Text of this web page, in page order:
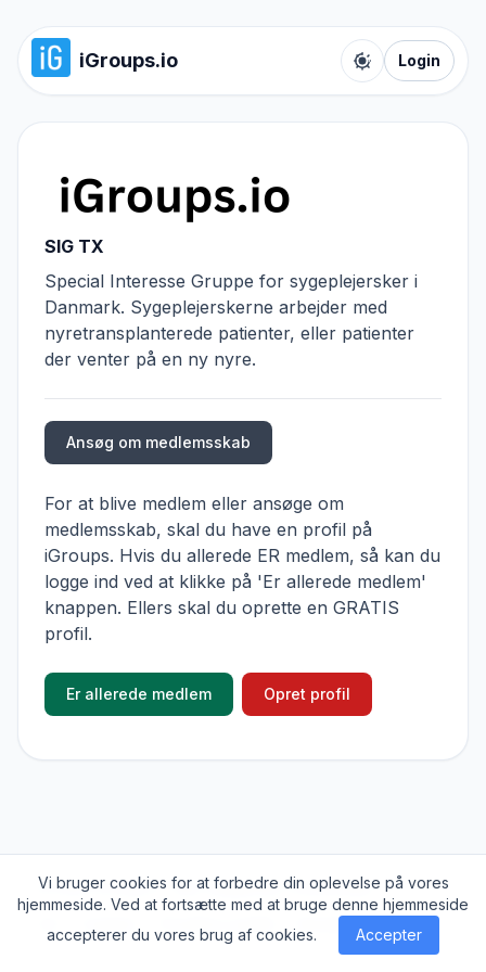
iGroups.io
Toggle color
Login
SIG TX
Special Interesse Gruppe for sygeplejersker i
Danmark. Sygeplejerskerne arbejder med
nyretransplanterede patienter, eller patienter
der venter på en ny nyre.
Ansøg om medlemsskab
For at blive medlem eller ansøge om
medlemsskab, skal du have en profil på
iGroups. Hvis du allerede ER medlem, så kan du
logge ind ved at klikke på 'Er allerede medlem'
knappen. Ellers skal du oprette en GRATIS
profil.
Er allerede medlem Opret profil
© 2026iGroups.io . Alle rettigheder forbeholdes
Kontakt
Vi bruger cookies for at forbedre din oplevelse på vores
hjemmeside. Ved at fortsætte med at bruge denne hjemmeside
accepterer du vores brug af cookies.
Accepter